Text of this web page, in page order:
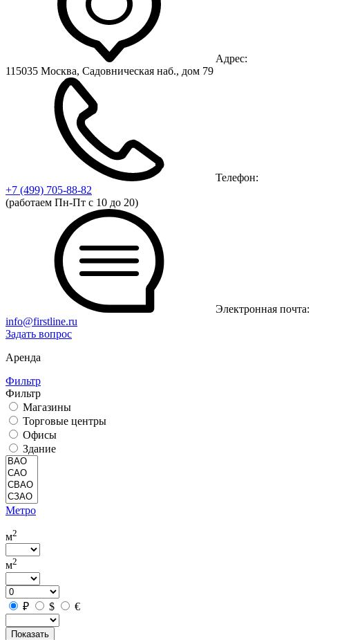
Адрес:
115035 Москва, Садовническая наб., дом 79
Телефон:
+7 (499) 705-88-82
(работаем Пн-Пт с 10 до 20)
Электронная почта:
info@firstline.ru
Задать вопрос
Аренда
Фильтр
Фильтр
Магазины
Торговые центры
Офисы
Здание
Метро
м2
м2
₽ $ €
Показать